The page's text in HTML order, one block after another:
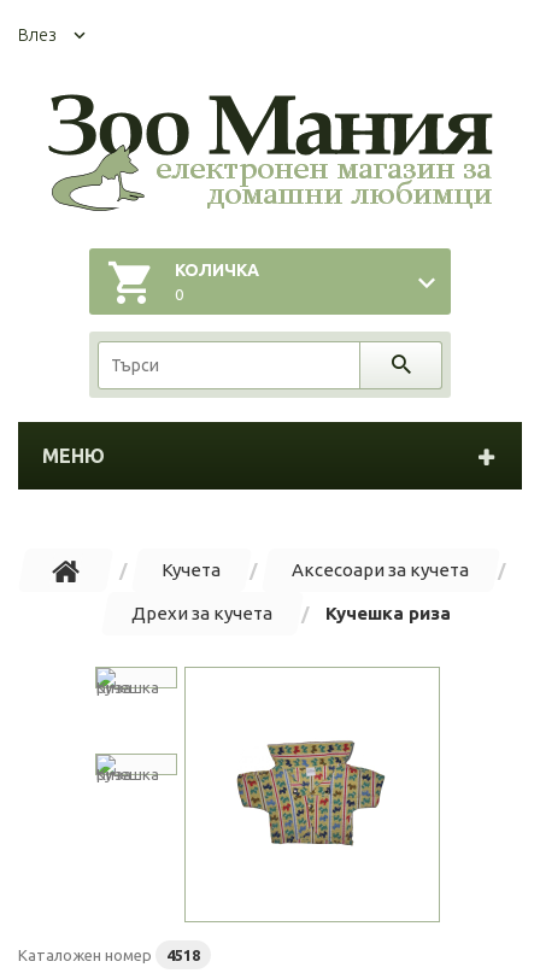
Влез
КОЛИЧКА
0
МЕНЮ
Кучета Аксесоари за кучета
Дрехи за кучета Кучешка риза
Каталожен номер 4518